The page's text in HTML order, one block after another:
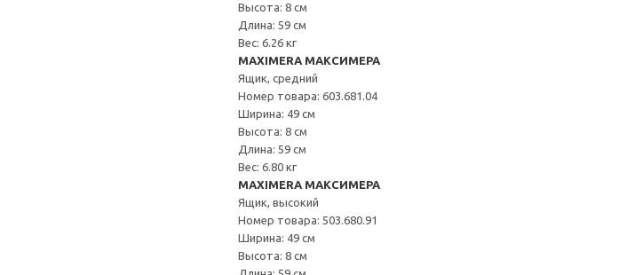
Высота: 8 см
Длина: 59 см
Вес: 6.26 кг
MAXIMERA МАКСИМЕРА
Ящик, средний
Номер товара: 603.681.04
Ширина: 49 см
Высота: 8 см
Длина: 59 см
Вес: 6.80 кг
MAXIMERA МАКСИМЕРА
Ящик, высокий
Номер товара: 503.680.91
Ширина: 49 см
Высота: 8 см